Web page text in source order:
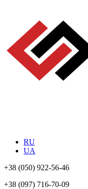
RU
UA
+38 (050) 922-56-46
+38 (097) 716-70-09